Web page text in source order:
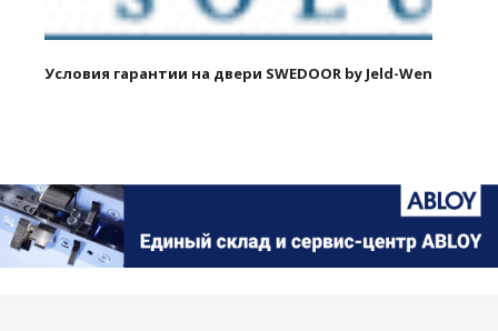
Условия гарантии на двери SWEDOOR by Jeld-Wen